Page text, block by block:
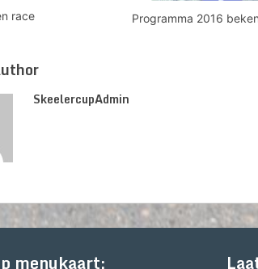
race Programma 2016
SkeelercupAdmin
menukaart: